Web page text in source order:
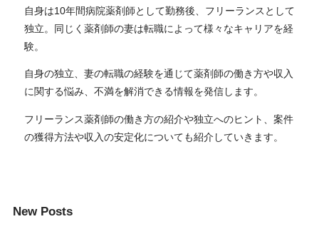
自身は10年間病院薬剤師として勤務後、フリーランスとして
独立。同じく薬剤師の妻は転職によって様々なキャリアを経
験。
自身の独立、妻の転職の経験を通じて薬剤師の働き方や収入
に関する悩み、不満を解消できる情報を発信します。
フリーランス薬剤師の働き方の紹介や独立へのヒント、案件
の獲得方法や収入の安定化についても紹介していきます。
New Posts